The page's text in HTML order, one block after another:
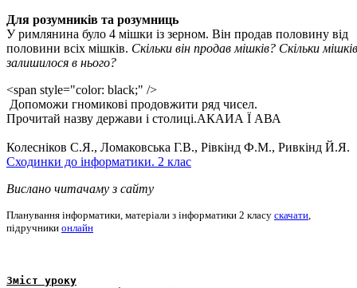
Для розумників та розумниць
У римлянина було 4 мішки із зерном. Він продав половину від
половини всіх мішків. Скільки він продав мішків? Скільки мішків
залишилося в нього?
<span style="color: black;" />
Допоможи гномикові продовжити ряд чисел.
Прочитай назву держави і столиці.АКАИА Ї АВА
Колесніков С.Я., Ломаковська Г.В., Рівкінд Ф.М., Ривкінд Й.Я.
Сходинки до інформатики. 2 клас
Вислано читачаму з сайту
Планування інформатики, матеріали з інформатики 2 класу скачати,
підручники онлайн
Зміст уроку